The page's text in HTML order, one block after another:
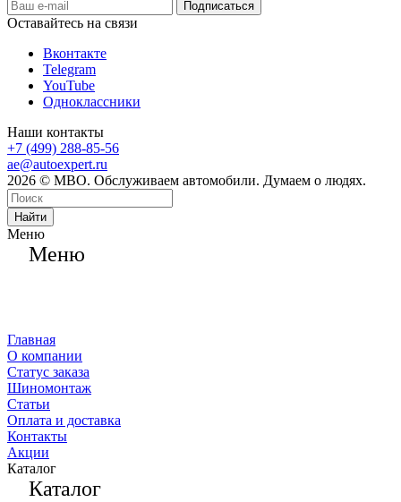
Оставайтесь на связи
Вконтакте
Telegram
YouTube
Одноклассники
Наши контакты
+7 (499) 288-85-56
ae@autoexpert.ru
2026 © МВО. Обслуживаем автомобили. Думаем о людях.
Найти
Меню
Меню
Главная
О компании
Статус заказа
Шиномонтаж
Статьи
Оплата и доставка
Контакты
Акции
Каталог
Каталог